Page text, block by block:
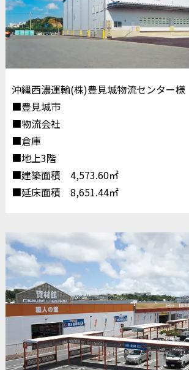
沖縄西濃運輸(株)豊見城物流センター様
■豊見城市
■物流会社
■倉庫
■地上3階
■建築面積 4,573.60㎡
■延床面積 8,651.44㎡